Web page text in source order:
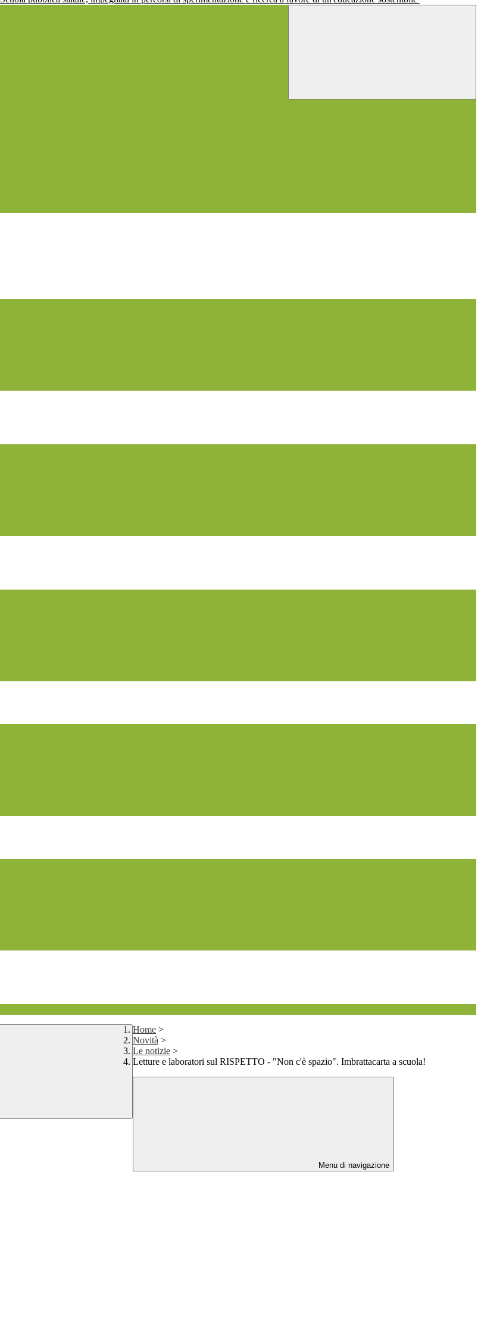
Home >
Novità >
Le notizie >
Letture e laboratori sul RISPETTO - "Non c'è spazio". Imbrattacarta a scuola!
Menu di navigazione